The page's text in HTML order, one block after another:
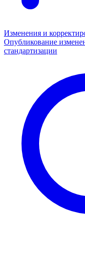
Изменения и
Опубликование
стандартизации